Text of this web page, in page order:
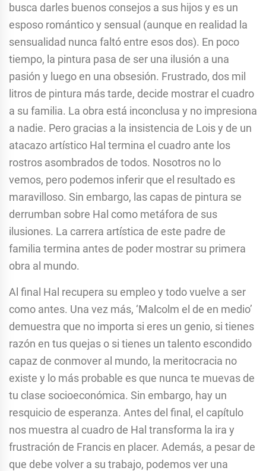
busca darles buenos consejos a sus hijos y es un
esposo romántico y sensual (aunque en realidad la
sensualidad nunca faltó entre esos dos). En poco
tiempo, la pintura pasa de ser una ilusión a una
pasión y luego en una obsesión. Frustrado, dos mil
litros de pintura más tarde, decide mostrar el cuadro
a su familia. La obra está inconclusa y no impresiona
a nadie. Pero gracias a la insistencia de Lois y de un
atacazo artístico Hal termina el cuadro ante los
rostros asombrados de todos. Nosotros no lo
vemos, pero podemos inferir que el resultado es
maravilloso. Sin embargo, las capas de pintura se
derrumban sobre Hal como metáfora de sus
ilusiones. La carrera artística de este padre de
familia termina antes de poder mostrar su primera
obra al mundo.
Al final Hal recupera su empleo y todo vuelve a ser
como antes. Una vez más, ‘Malcolm el de en medio’
demuestra que no importa si eres un genio, si tienes
razón en tus quejas o si tienes un talento escondido
capaz de conmover al mundo, la meritocracia no
existe y lo más probable es que nunca te muevas de
tu clase socioeconómica. Sin embargo, hay un
resquicio de esperanza. Antes del final, el capítulo
nos muestra al cuadro de Hal transforma la ira y
frustración de Francis en placer. Además, a pesar de
que debe volver a su trabajo, podemos ver una